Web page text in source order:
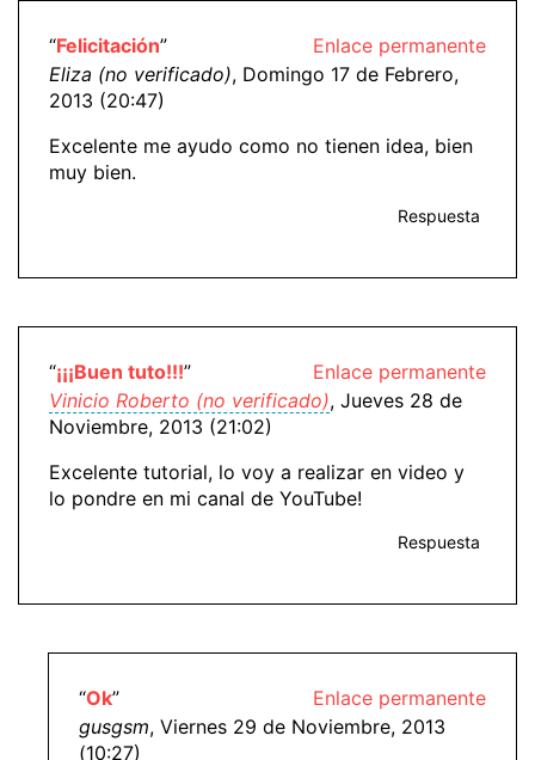
Enlace permanente
“Felicitación”
Eliza (no verificado), Domingo 17 de Febrero,
2013 (20:47)
Excelente me ayudo como no tienen idea, bien
muy bien.
Respuesta
Enlace permanente
“¡¡¡Buen tuto!!!”
Vinicio Roberto (no verificado), Jueves 28 de
Noviembre, 2013 (21:02)
Excelente tutorial, lo voy a realizar en video y
lo pondre en mi canal de YouTube!
Respuesta
Enlace permanente
“Ok”
gusgsm, Viernes 29 de Noviembre, 2013
(10:27)